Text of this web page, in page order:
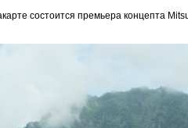
состоится премьера концепта